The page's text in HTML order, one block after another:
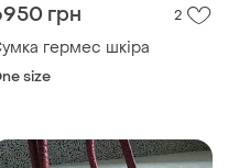
грн 2
гермес шкіра
size